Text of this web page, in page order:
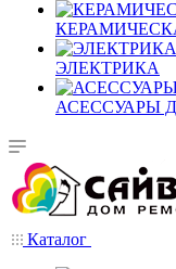
ЭЛЕКТРИКА
АСЕССУАРЫ
Каталог